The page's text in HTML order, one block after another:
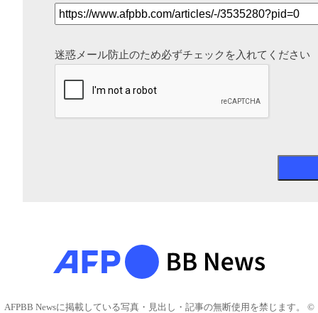
迷惑メール防止のため必ずチェックを入れてください
AFPBB Newsに掲載している写真・見出し・記事の無断使用を禁じます。 ©